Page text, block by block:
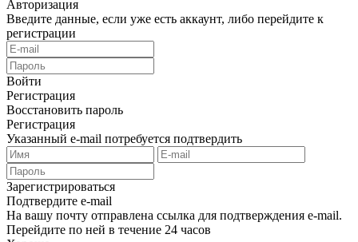
Авторизация
Введите данные, если уже есть аккаунт, либо перейдите к
регистрации
Войти
Регистрация
Восстановить пароль
Регистрация
Указанный e-mail потребуется подтвердить
Зарегистрироваться
Подтвердите e-mail
На вашу почту отправлена ссылка для подтверждения e-mail.
Перейдите по ней в течение 24 часов